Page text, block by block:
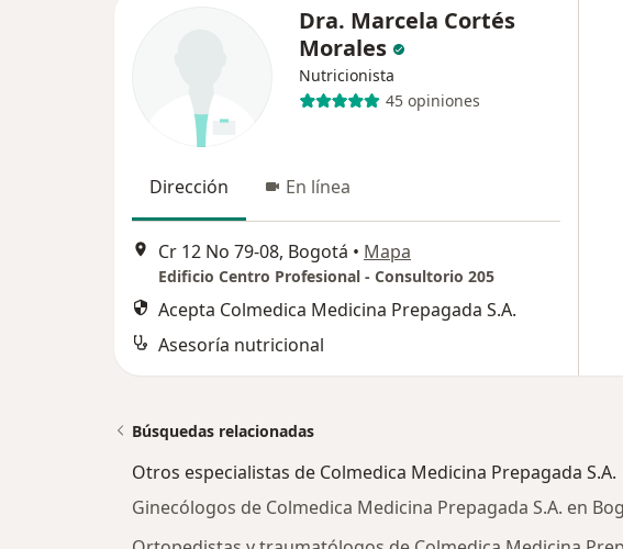
Dra. Marcela Cortés
Morales
Nutricionista
45 opiniones
Dirección En línea
Cr 12 No 79-08, Bogotá • Mapa
Edificio Centro Profesional - Consultorio 205
Acepta Colmedica Medicina Prepagada S.A.
Asesoría nutricional
Búsquedas relacionadas
Otros especialistas de Colmedica Medicina Prepagada S.A.
Ginecólogos de Colmedica Medicina Prepagada S.A. en